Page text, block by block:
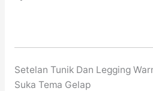
Setelan Tunik Dan Legging
Suka Tema Gelap